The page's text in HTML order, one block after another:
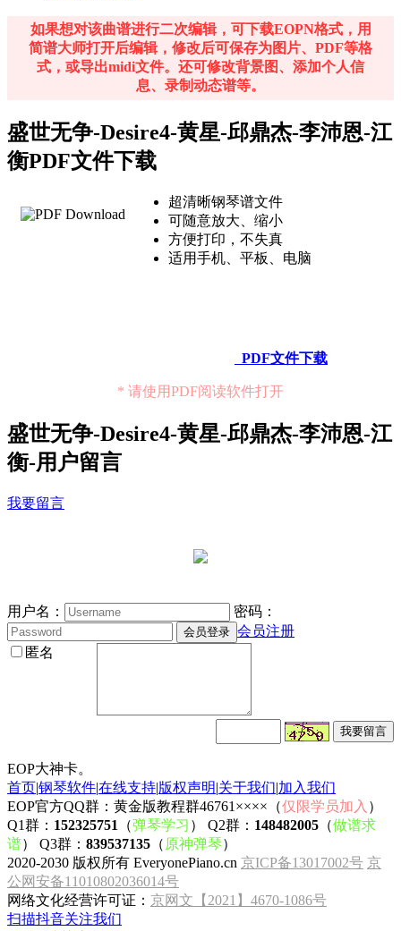
如果想对该曲谱进行二次编辑，可下载EOPN格式，用
简谱大师打开后编辑，修改后可保存为图片、PDF等格
式，或导出midi文件。还可修改背景图、添加个人信
息、录制动态谱等。
盛世无争-Desire4-黄星-邱鼎杰-李沛恩-江
衡PDF文件下载
超清晰钢琴谱文件
可随意放大、缩小
方便打印，不失真
适用手机、平板、电脑
PDF文件下载
* 请使用PDF阅读软件打开
盛世无争-Desire4-黄星-邱鼎杰-李沛恩-江
衡-用户留言
我要留言
用户名：
密码：
会员注册
匿名
EOP大神卡。
首页|钢琴软件|在线支持|版权声明|关于我们|加入我们
EOP官方QQ群：黄金版教程群46761××××（仅限学员加入 ）
Q1群： 152325751 （弹琴学习 ） Q2群： 148482005 （做谱求
谱） Q3群： 839537135 （ 原神弹琴）
2020-2030 版权所有 EveryonePiano.cn 京ICP备13017002号 京
公网安备11010802036014号
网络文化经营许可证： 京网文【2021】4670-1086号
扫描抖音关注我们